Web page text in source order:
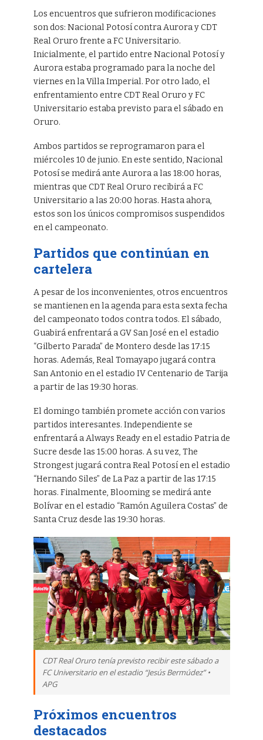
Los encuentros que sufrieron modificaciones
son dos: Nacional Potosí contra Aurora y CDT
Real Oruro frente a FC Universitario.
Inicialmente, el partido entre Nacional Potosí y
Aurora estaba programado para la noche del
viernes en la Villa Imperial. Por otro lado, el
enfrentamiento entre CDT Real Oruro y FC
Universitario estaba previsto para el sábado en
Oruro.
Ambos partidos se reprogramaron para el
miércoles 10 de junio. En este sentido, Nacional
Potosí se medirá ante Aurora a las 18:00 horas,
mientras que CDT Real Oruro recibirá a FC
Universitario a las 20:00 horas. Hasta ahora,
estos son los únicos compromisos suspendidos
en el campeonato.
Partidos que continúan en
cartelera
A pesar de los inconvenientes, otros encuentros
se mantienen en la agenda para esta sexta fecha
del campeonato todos contra todos. El sábado,
Guabirá enfrentará a GV San José en el estadio
“Gilberto Parada” de Montero desde las 17:15
horas. Además, Real Tomayapo jugará contra
San Antonio en el estadio IV Centenario de Tarija
a partir de las 19:30 horas.
El domingo también promete acción con varios
partidos interesantes. Independiente se
enfrentará a Always Ready en el estadio Patria de
Sucre desde las 15:00 horas. A su vez, The
Strongest jugará contra Real Potosí en el estadio
“Hernando Siles” de La Paz a partir de las 17:15
horas. Finalmente, Blooming se medirá ante
Bolívar en el estadio “Ramón Aguilera Costas” de
Santa Cruz desde las 19:30 horas.
CDT Real Oruro tenía previsto recibir este sábado a
FC Universitario en el estadio “Jesús Bermúdez” •
APG
Próximos encuentros
destacados